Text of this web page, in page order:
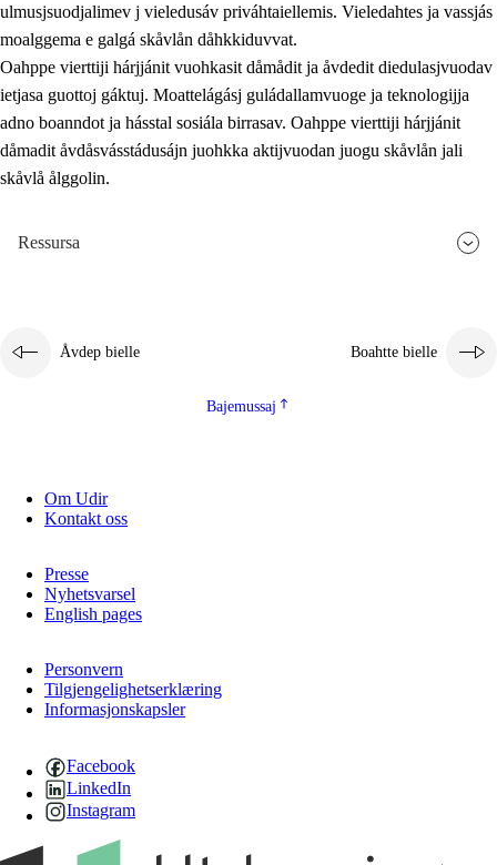
ulmusjsuodjalimev j vieledusáv priváhtaiellemis. Vieledahtes ja vassjás
moalggema e galgá skåvlån dåhkkiduvvat.
Oahppe vierttiji hárjjánit vuohkasit dåmådit ja åvdedit diedulasjvuodav
ietjasa guottoj gáktuj. Moattelágásj guládallamvuoge ja teknologijja
adno boanndot ja hásstal sosiála birrasav. Oahppe vierttiji hárjjánit
dåmadit åvdåsvásstádusájn juohkka aktijvuodan juogu skåvlån jali
skåvlå ålggolin.
Ressursa
Åvdep bielle Boahtte bielle
Bajemussaj
Om Udir
Kontakt oss
Presse
Nyhetsvarsel
English pages
Personvern
Tilgjengelighetserklæring
Informasjonskapsler
Facebook
LinkedIn
Instagram